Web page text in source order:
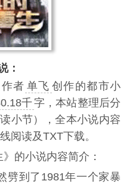
：
者 单飞 创作的都市小
千字，本站整理后分
小节），全本小说内容
阅读及TXT下载。
的小说内容简介：
劈到了1981年一个家暴